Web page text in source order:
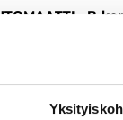
- B-
-
0 km, Reg. 4,